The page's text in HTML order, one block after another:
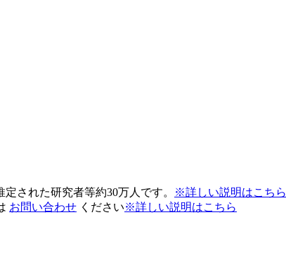
された研究者等約30万人です。
※詳しい説明はこちら
お問い合わせ ください※詳しい説明はこちら